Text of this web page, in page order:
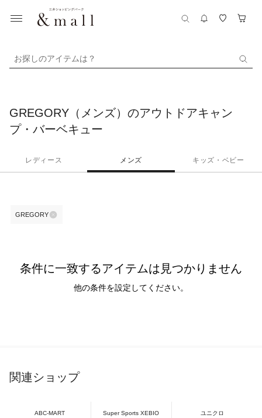
お探しのアイテムは？
GREGORY（メンズ）のアウトドアキャン
プ・バーベキュー
レディース メンズ キッズ・ベビー
GREGORY
条件に一致するアイテムは見つかりません
他の条件を設定してください。
関連ショップ
ABC-MART
Super Sports XEBIO
ユニクロ